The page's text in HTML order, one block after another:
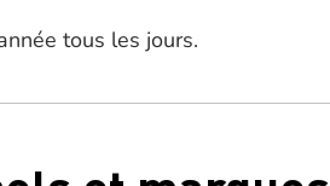
tous les jours.